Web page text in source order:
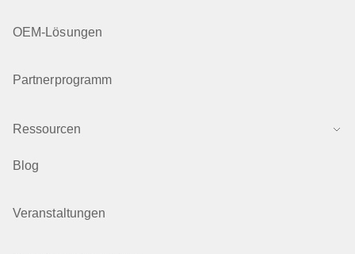
OEM-Lösungen
Partnerprogramm
Ressourcen
Blog
Veranstaltungen